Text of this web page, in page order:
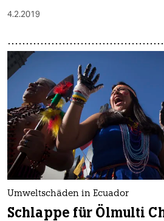
4.2.2019
Umweltschäden in Ecuador
Schlappe für Ölmulti